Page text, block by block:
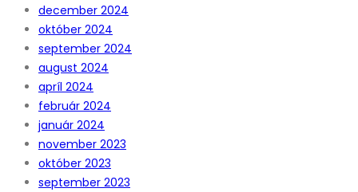
december 2024
október 2024
september 2024
august 2024
apríl 2024
február 2024
január 2024
november 2023
október 2023
september 2023